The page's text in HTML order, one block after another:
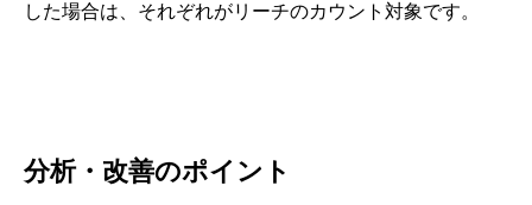
した場合は、それぞれがリーチのカウント対象です。
分析・改善のポイント